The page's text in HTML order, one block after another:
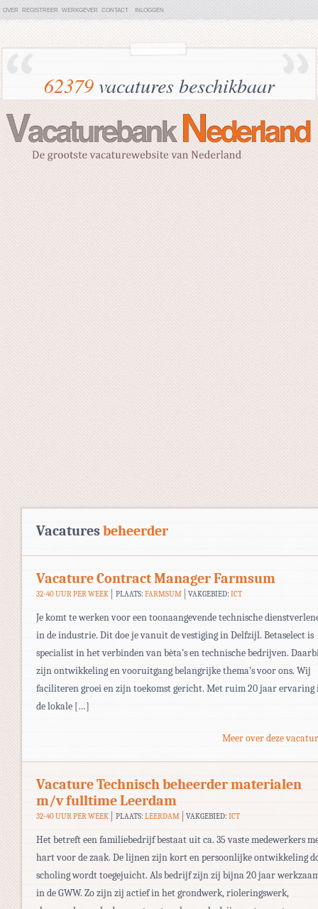
OVER REGISTREER WERKGEVER CONTACT INLOGGEN
62379vacatures beschikbaar
Vacaturesbeheerder
Vacature Contract Manager Farmsum
32-40 UUR PER WEEK PLAATS: FARMSUM VAKGEBIED:ICT
Je komt te werken voor een toonaangevende technische
in de industrie. Dit doe je vanuit de vestiging in Delfzijl. Betaselect is
specialist in het verbinden van bèta’s en technische bedrijven.
zijn ontwikkeling en vooruitgang belangrijke thema’s voor ons. Wij
faciliteren groei en zijn toekomst gericht. Met ruim 20 jaar ervaring
de lokale […]
Meer over deze
Vacature Technisch beheerder materialen
m/v fulltime Leerdam
32-40 UUR PER WEEK PLAATS: LEERDAM VAKGEBIED:ICT
Het betreft een familiebedrijf bestaat uit ca. 35 vaste medewerkers
hart voor de zaak. De lijnen zijn kort en persoonlijke ontwikkeling
scholing wordt toegejuicht. Als bedrijf zijn zij bijna 20 jaar
in de GWW. Zo zijn zij actief in het grondwerk, rioleringswerk,